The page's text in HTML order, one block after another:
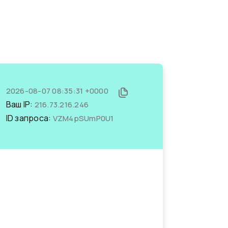
2026-08-07 08:35:31 +0000
Ваш IP: 216.73.216.246
ID запроса: VZM4pSUmP0U1